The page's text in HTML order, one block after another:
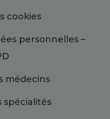
cookies
personnelles –
médecins
spécialités